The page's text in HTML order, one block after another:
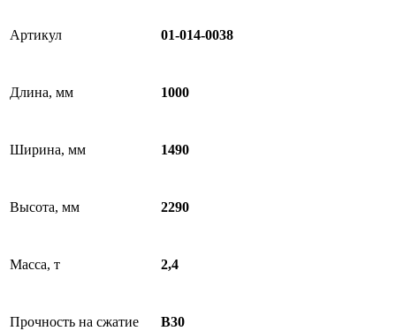
Артикул 01-014-0038
Длина, мм 1000
Ширина, мм 1490
Высота, мм 2290
Масса, т 2,4
Прочность на сжатие B30